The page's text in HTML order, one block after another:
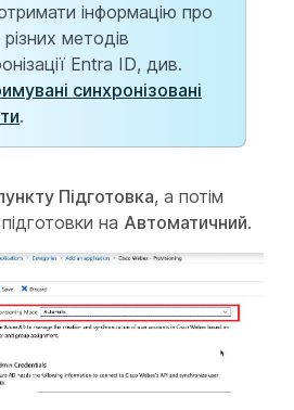
інформацію про
методів
Entra ID, див.
синхронізовані
.
Підготовка, а потім
підготовки на Автоматичний.